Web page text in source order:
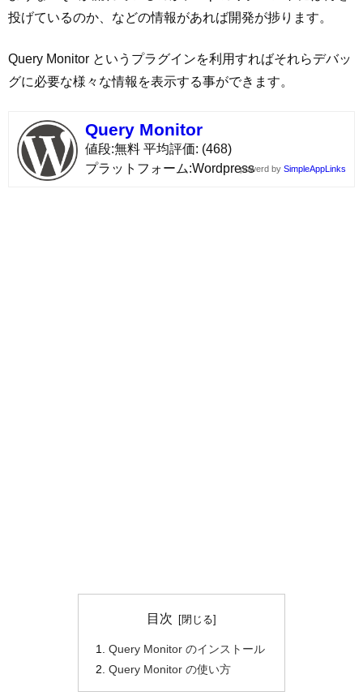
投げているのか、などの情報があれば開発が捗ります。
Query Monitor というプラグインを利用すればそれらデバッ
グに必要な様々な情報を表示する事ができます。
Query Monitor
値段 無料 平均評価 (468)
プラットフォーム Wordpresspowerd by SimpleAppLinks
目次
Query Monitor のインストール
Query Monitor の使い方